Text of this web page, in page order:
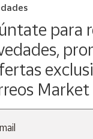
para
Market